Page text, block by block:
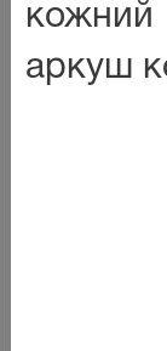
кожний
аркуш